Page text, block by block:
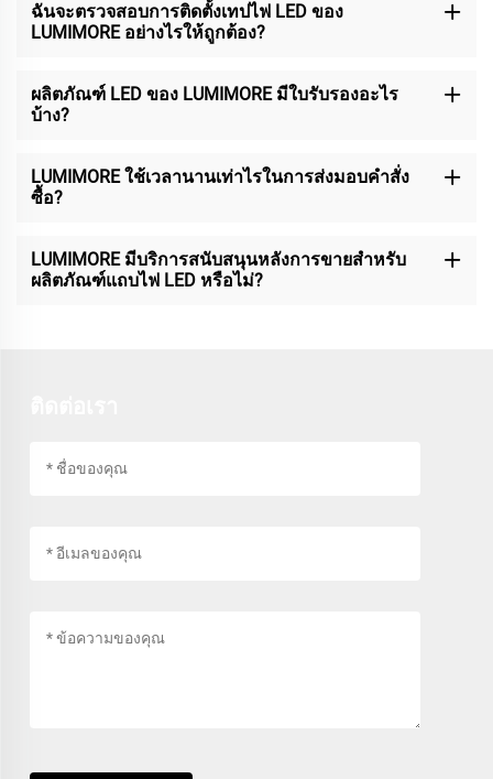
ฉันจะตรวจสอบการติดตั้งเทปไฟ LED ของ
LUMIMORE อย่างไรให้ถูกต้อง?
ผลิตภัณฑ์ LED ของ LUMIMORE มีใบรับรองอะไร
บ้าง?
LUMIMORE ใช้เวลานานเท่าไรในการส่งมอบคำสั่ง
ซื้อ?
LUMIMORE มีบริการสนับสนุนหลังการขายสำหรับ
ผลิตภัณฑ์แถบไฟ LED หรือไม่?